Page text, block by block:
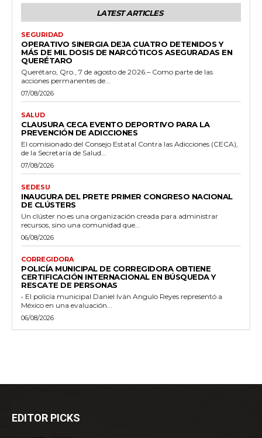
LATEST ARTICLES
SEGURIDAD
OPERATIVO SINERGIA DEJA CUATRO DETENIDOS Y
MÁS DE MIL DOSIS DE NARCÓTICOS ASEGURADAS EN
QUERÉTARO
Querétaro, Qro., 7 de agosto de 2026.– Como parte de las
acciones permanentes de...
07/08/2026
SALUD
CLAUSURA CECA EVENTO DEPORTIVO PARA LA
PREVENCIÓN DE ADICCIONES
El comisionado del Consejo Estatal Contra las Adicciones (CECA),
de la Secretaría de Salud...
07/08/2026
SEDESU
INAUGURA DEL PRETE PRIMER CONGRESO NACIONAL
DE CLÚSTERS
Un clúster no es una organización creada para administrar
recursos, sino una comunidad que...
06/08/2026
CORREGIDORA
POLICÍA MUNICIPAL DE CORREGIDORA OBTIENE
CERTIFICACIÓN INTERNACIONAL EN BÚSQUEDA Y
RESCATE DE PERSONAS
• El policía municipal Daniel Iván Angulo Reyes representó a
México en una evaluación...
06/08/2026
EDITOR PICKS